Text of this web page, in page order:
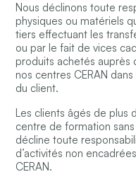
Nous déclinons toute
physiques ou matériels
tiers effectuant les
ou par le fait de vices
produits achetés auprès
nos centres CERAN
du client.
Les clients âgés de plus
centre de formation
décline toute
d’activités non
CERAN.